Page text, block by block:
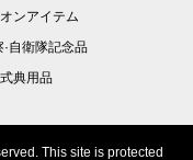
ンアイテム
·自衛隊記念品
典用品
This site is protected